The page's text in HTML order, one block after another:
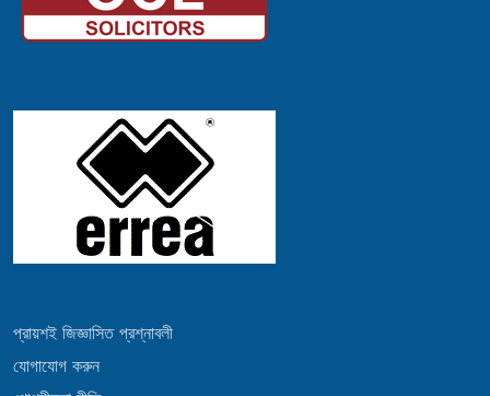
প্রায়শই জিজ্ঞাসিত প্রশ্নাবলী
যোগাযোগ করুন